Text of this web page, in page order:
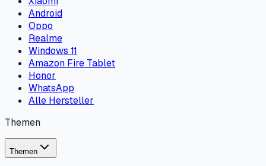
Android
Oppo
Realme
Windows 11
Amazon Fire Tablet
Honor
WhatsApp
Alle Hersteller
Themen
Themen